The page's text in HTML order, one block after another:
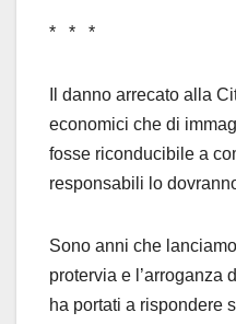
* * *
Il danno arrecato alla
economici che di
fosse riconducibile a
responsabili lo
Sono anni che
protervia e l’arroganza
ha portati a rispondere